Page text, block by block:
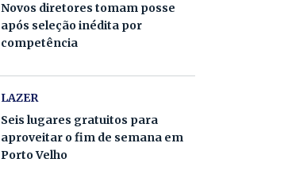
Novos diretores tomam posse
após seleção inédita por
competência
LAZER
Seis lugares gratuitos para
aproveitar o fim de semana em
Porto Velho